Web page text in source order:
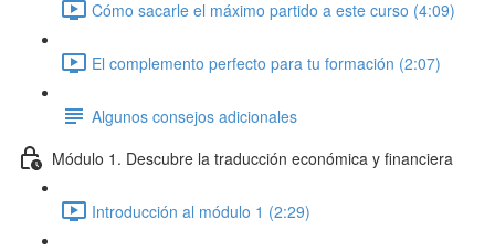
Cómo sacarle el máximo partido a este curso (4:09)
El complemento perfecto para tu formación (2:07)
Algunos consejos adicionales
Módulo 1. Descubre la traducción económica y financiera
Introducción al módulo 1 (2:29)